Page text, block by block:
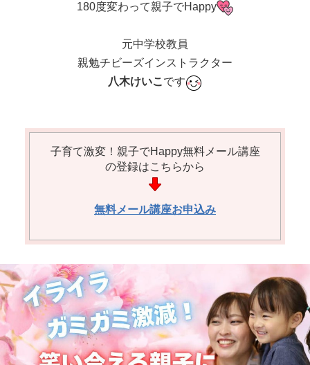
180度変わって親子でHappy
元中学校教員
親勉チビーズインストラクター
八木けいこ です
子育て激変！親子でHappy無料メール講座
の登録はこちらから
無料メール講座お申込み